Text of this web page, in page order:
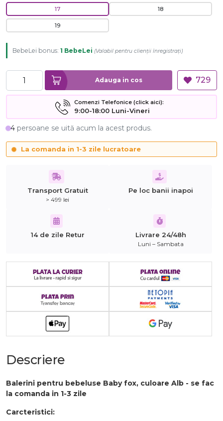
17 18
19
BebeLei bonus: 1 BebeLei (Valabil pentru clienții înregistrați)
Adauga in cos 729
Comenzi Telefonice (click aici):
9:00-18:00 Luni-Vineri
4 persoane se uită acum la acest produs.
La comanda in 1-3 zile lucratoare
Transport Gratuit
> 499 lei
Pe loc banii inapoi
14 de zile Retur Livrare 24/48h
Luni – Sambata
Descriere
Balerini pentru bebeluse Baby fox, culoare Alb - se fac
la comanda in 1-3 zile
Carcteristici: